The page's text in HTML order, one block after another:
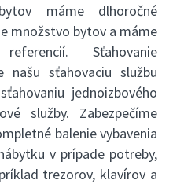
máme dlhoročné
množstvo bytov a máme
Sťahovanie
sťahovaciu službu
jednoizbového
služby. Zabezpečíme
balenie vybavenia
v prípade potreby,
trezorov, klavírov a